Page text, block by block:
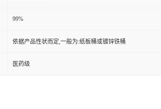
99%
依据产品性状而定,一般为:纸板桶或镀锌铁桶
医药级